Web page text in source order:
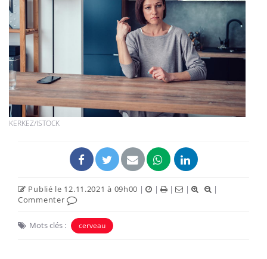
KERKEZ/ISTOCK
Publié le 12.11.2021 à 09h00 | | | |
|
Commenter
Mots clés : cerveau